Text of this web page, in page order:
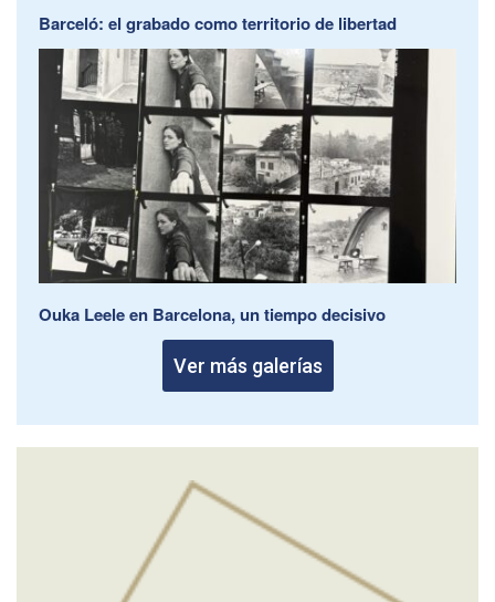
Barceló: el grabado como territorio de libertad
Ouka Leele en Barcelona, un tiempo decisivo
Ver más galerías